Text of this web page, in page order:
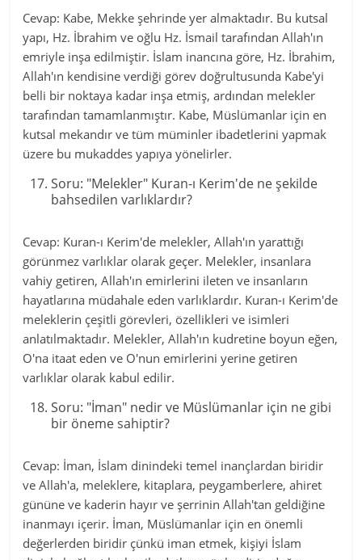
Cevap: Kabe, Mekke şehrinde yer almaktadır. Bu kutsal
yapı, Hz. İbrahim ve oğlu Hz. İsmail tarafından Allah'ın
emriyle inşa edilmiştir. İslam inancına göre, Hz. İbrahim,
Allah'ın kendisine verdiği görev doğrultusunda Kabe'yi
belli bir noktaya kadar inşa etmiş, ardından melekler
tarafından tamamlanmıştır. Kabe, Müslümanlar için en
kutsal mekandır ve tüm müminler ibadetlerini yapmak
üzere bu mukaddes yapıya yönelirler.
Soru: "Melekler" Kuran-ı Kerim'de ne şekilde
bahsedilen varlıklardır?
Cevap: Kuran-ı Kerim'de melekler, Allah'ın yarattığı
görünmez varlıklar olarak geçer. Melekler, insanlara
vahiy getiren, Allah'ın emirlerini ileten ve insanların
hayatlarına müdahale eden varlıklardır. Kuran-ı Kerim'de
meleklerin çeşitli görevleri, özellikleri ve isimleri
anlatılmaktadır. Melekler, Allah'ın kudretine boyun eğen,
O'na itaat eden ve O'nun emirlerini yerine getiren
varlıklar olarak kabul edilir.
Soru: "İman" nedir ve Müslümanlar için ne gibi
bir öneme sahiptir?
Cevap: İman, İslam dinindeki temel inançlardan biridir
ve Allah'a, meleklere, kitaplara, peygamberlere, ahiret
gününe ve kaderin hayır ve şerrinin Allah'tan geldiğine
inanmayı içerir. İman, Müslümanlar için en önemli
değerlerden biridir çünkü iman etmek, kişiyi İslam